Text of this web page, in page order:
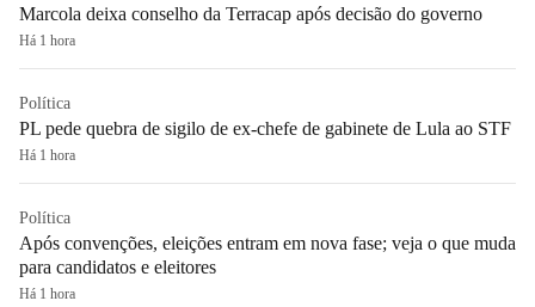
Marcola deixa conselho da Terracap após decisão do governo
Há 1 hora
Política
PL pede quebra de sigilo de ex-chefe de gabinete de Lula ao STF
Há 1 hora
Política
Após convenções, eleições entram em nova fase; veja o que muda
para candidatos e eleitores
Há 1 hora